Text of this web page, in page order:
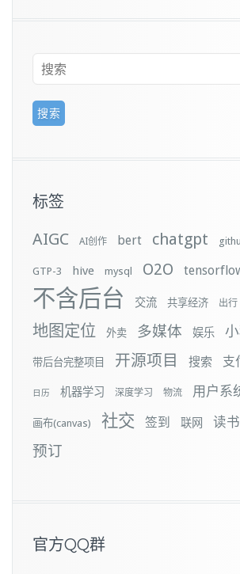
标签
AIGC
AI创作 bert chatgpt
GTP-3 hive mysql O2O
不含后台 交流 共享经济 出行
地图定位 外卖 多媒体 娱乐
带后台完整项目 开源项目 搜索 支
日历 机器学习 深度学习 物流 用户系
画布(canvas) 社交 签到 联网 读书
预订
官方QQ群